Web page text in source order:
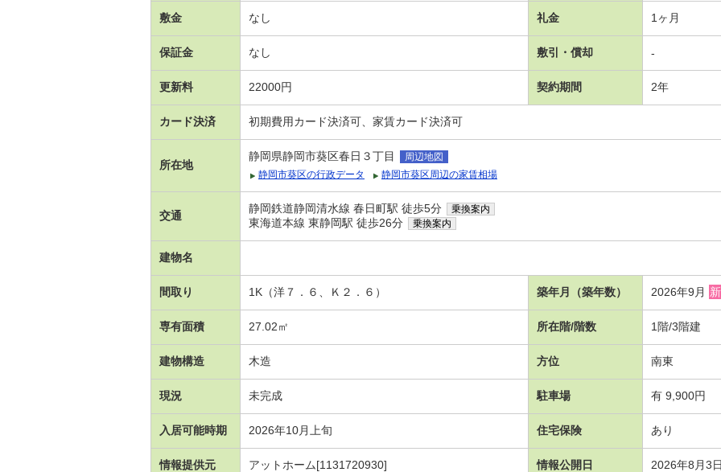
敷金 なし 礼金 1ヶ月
保証金 なし 敷引・償却 -
更新料 22000円 契約期間 2年
カード決済 初期費用カード決済可、家賃カード決済可
所在地
静岡県静岡市葵区春日３丁目
周辺地図
静岡市葵区の行政データ
静岡市葵区周辺の家賃相場
交通
静岡鉄道静岡清水線 春日町駅 徒歩5分 乗換案内
東海道本線 東静岡駅 徒歩26分 乗換案内
建物名
間取り 1K（洋７．６、Ｋ２．６） 築年月（築年数） 2026年9月
専有面積 27.02㎡ 所在階/階数 1階/3階建
建物構造 木造 方位 南東
現況 未完成 駐車場 有 9,900円
入居可能時期 2026年10月上旬 住宅保険 あり
情報提供元 アットホーム[1131720930] 情報公開日 2026年8月3